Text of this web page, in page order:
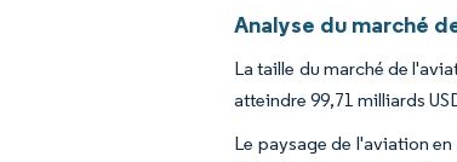
Analyse du marché
La taille du marché de
atteindre 99,71 milliards
Le paysage de l'aviation